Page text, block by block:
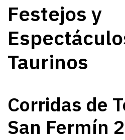
Festejos y
Taurinos
Corridas de
San Fermín